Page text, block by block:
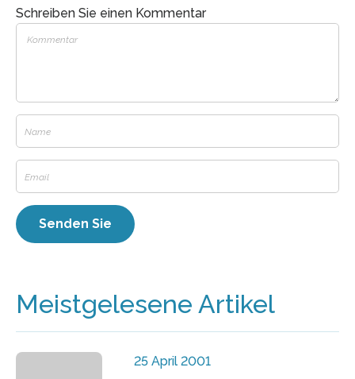
Schreiben Sie einen Kommentar
Meistgelesene Artikel
25 April 2001